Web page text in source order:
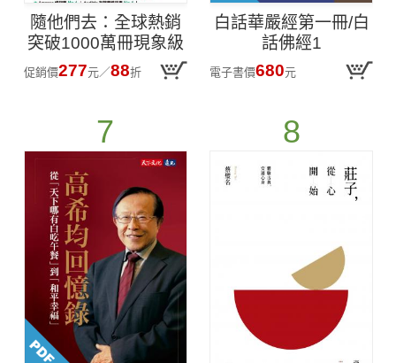
隨他們去：全球熱銷
突破1000萬冊現象級
巨作！改變千萬人命
運的心理技巧【附放
促銷價277元／88折
白話華嚴經第一冊/白
話佛經1
電子書價680元
7 8